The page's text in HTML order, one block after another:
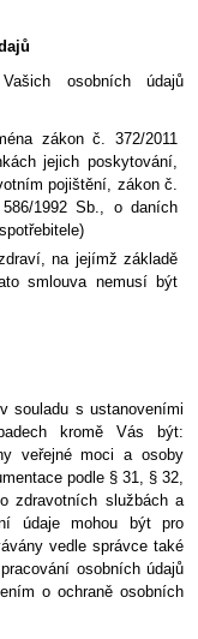
osobních údajů
zákon č. 372/2011
jejich poskytování,
pojištění, zákon č.
1992 Sb., o daních
na jejímž základě
smlouva nemusí být
souladu s ustanoveními
kromě Vás být:
veřejné moci a osoby
podle § 31, § 32,
zdravotních službách a
údaje mohou být pro
vedle správce také
osobních údajů
o ochraně osobních